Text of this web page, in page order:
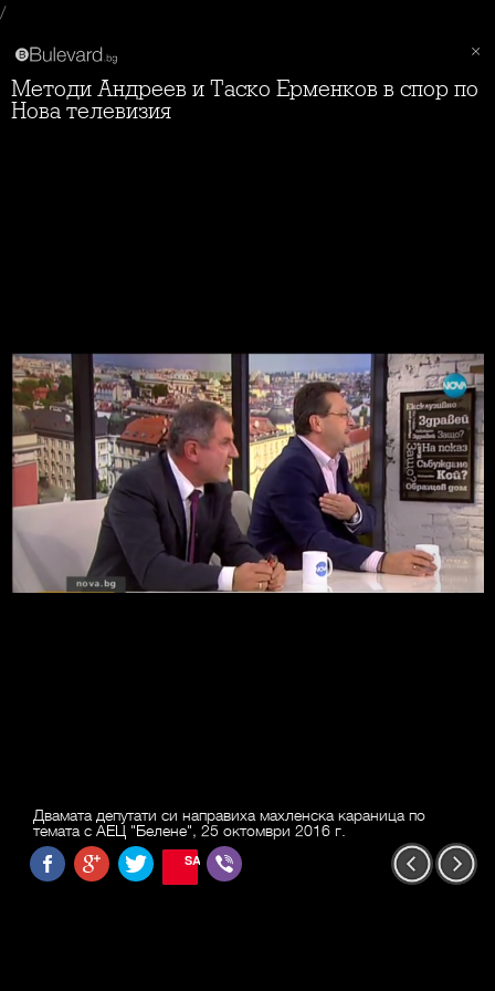
/
Методи Андреев и Таско Ерменков в спор по
Нова телевизия
Двамата депутати си направиха махленска караница по
темата с АЕЦ "Белене", 25 октомври 2016 г.
SAVE